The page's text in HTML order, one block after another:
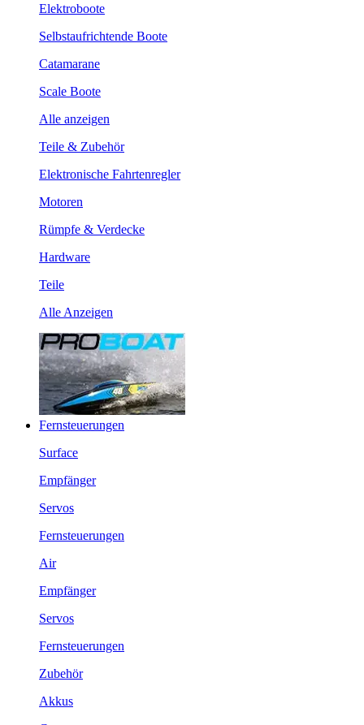
Elektroboote
Selbstaufrichtende Boote
Catamarane
Scale Boote
Alle anzeigen
Teile & Zubehör
Elektronische Fahrtenregler
Motoren
Rümpfe & Verdecke
Hardware
Teile
Alle Anzeigen
Fernsteuerungen
Surface
Empfänger
Servos
Fernsteuerungen
Air
Empfänger
Servos
Fernsteuerungen
Zubehör
Akkus